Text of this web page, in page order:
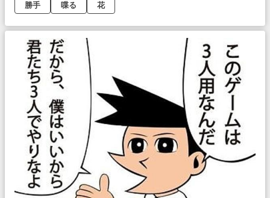
勝手
喋る 花